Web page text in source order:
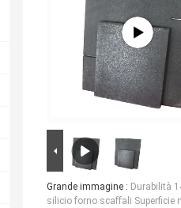
Grande immagine : Durabilità
silicio forno scaffali Superficie